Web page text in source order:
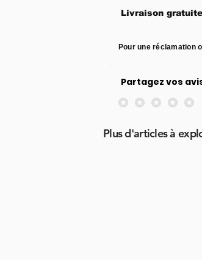
Livraison gratuite
Pour une réclamation
Partagez vos
Aucune note pour le
Plus d'articles à